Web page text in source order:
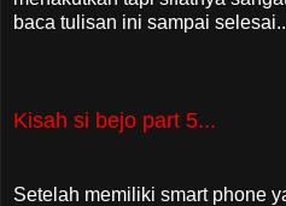
baca tulisan ini sampai
Kisah si bejo part 5...
Setelah memiliki smart phone